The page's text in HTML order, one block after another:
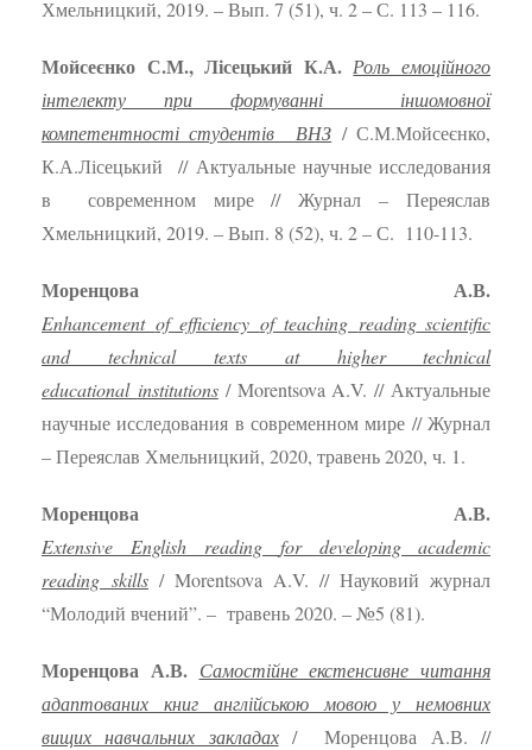
Хмельницкий, 2019. – Вып. 7 (51), ч. 2 – С. 113 – 116.
Мойсеєнко С.М., Лісецький К.А. Роль емоційного
інтелекту при формуванні іншомовної
компетентності студентів ВНЗ / С.М.Мойсеєнко,
К.А.Лісецький // Актуальные научные исследования
в современном мире // Журнал – Переяслав
Хмельницкий, 2019. – Вып. 8 (52), ч. 2 – С. 110-113.
Моренцова А.В.
Enhancement of efficiency of teaching readingscientific
and technical texts at highertechnical
educational institutions/ Morentsova A.V. // Актуальные
научные исследования в современном мире // Журнал
– Переяслав Хмельницкий, 2020, травень 2020, ч. 1.
Моренцова А.В.
Extensive English reading for developing academic
reading skills / Morentsova A.V. // Науковий журнал
“Молодий вчений”. – травень 2020. – №5 (81).
Моренцова А.В. Самостійне екстенсивне читання
адаптованих книг англійською мовою у немовних
вищих навчальних закладах/ Моренцова А.В. //